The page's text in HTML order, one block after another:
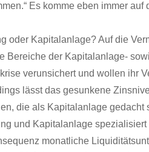
Es komme eben immer
oder Kap­i­ta­lan­lage? Auf die
Bere­iche der Kap­i­ta­lan­lage-
verun­sichert und wollen ihr
lässt das gesunkene
die als Kap­i­ta­lan­lage
und Kap­i­ta­lan­lage spezial­isiert
monatliche